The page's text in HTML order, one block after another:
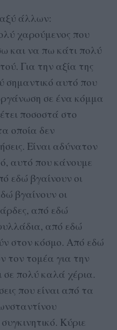
άλλων:
χαρούμενος που
και να πω κάτι πολύ
Για την αξία της
σημαντικό αυτό που
σε ένα κόμμα
ποσοστά στο
οποία δεν
Είναι αδύνατον
αυτό που κάνουμε
εδώ βγαίνουν οι
βγαίνουν οι
από εδώ
από εδώ
στον κόσμο. Από εδώ
τον τομέα για την
σε πολύ καλά χέρια.
που είναι από τα
Κύριε